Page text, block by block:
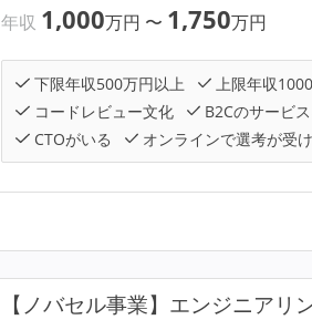
年収 1,000万円 〜 1,750万円
下限年収500万円以上 上限年収
コードレビュー文化
B2Cのサービ
CTOがいる
オンラインで選考が受
【ノバセル事業】エンジニアリ